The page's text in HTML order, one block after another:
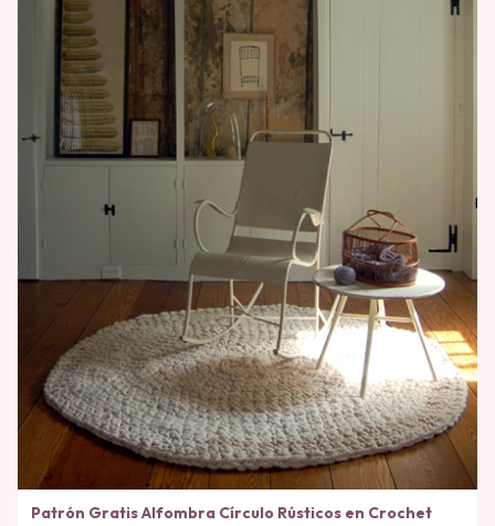
Patrón Gratis Alfombra Círculo Rústicos en Crochet